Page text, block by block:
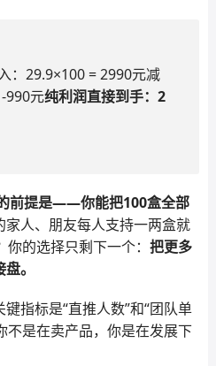
：29.9×100 = 2990元减
990元纯利润直接到手：2
前提是——你能把100盒全部
家人、朋友每人支持一两盒就
的选择只剩下一个： 把更多
。
指标是“直推人数”和“团队单
不是在卖产品，你是在发展下